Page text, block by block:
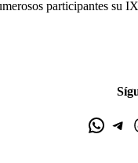
participantes